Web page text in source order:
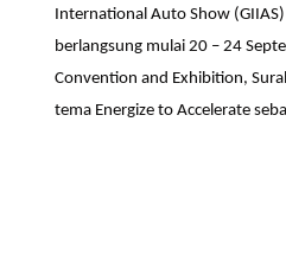
International Auto Show
berlangsung mulai 20 – 24
Convention and Exhibition,
tema Energize to Accelerate